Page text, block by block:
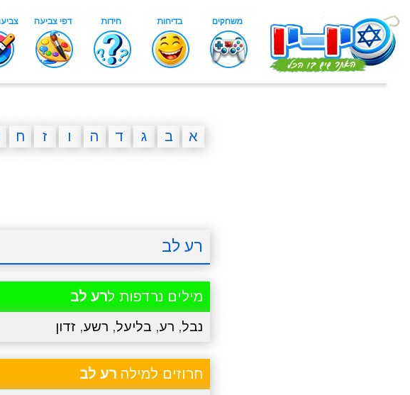
א ב ג ד ה ו ז ח
רע לב
מילים נרדפות לרע לב
נבל, רע, בליעל, רשע, זדון
חרוזים למילה רע לב